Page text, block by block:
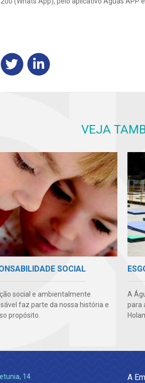
VEJA
SOCIAL
social e ambientalmente
faz parte da nossa história e
propósito.
A
para
14
A